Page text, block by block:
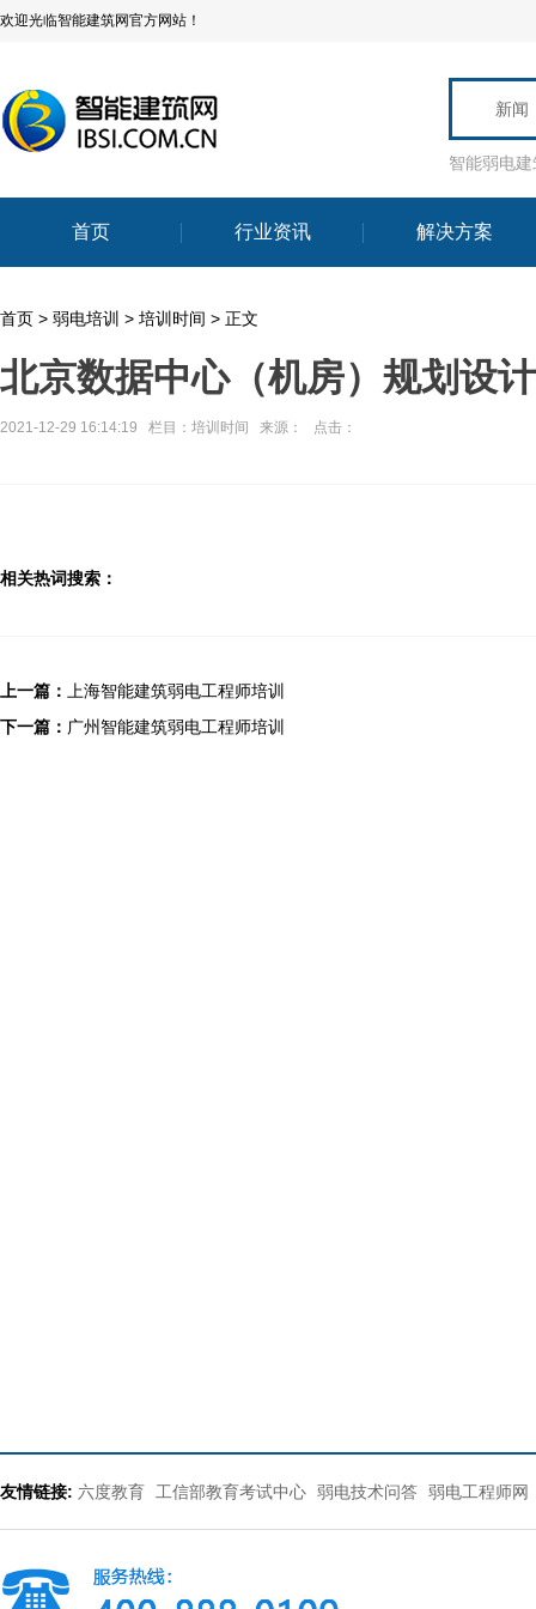
欢迎光临智能建筑网官方网站！
新闻
智能弱电建
首页 行业资讯 解决方案
首页 > 弱电培训 > 培训时间 > 正文
北京数据中心（机房）规划设
2021-12-29 16:14:19 栏目： 培训时间 来源： 点击：
相关热词搜索：
上一篇：
上海智能建筑弱电工程师培训
下一篇： 广州智能建筑弱电工程师培训
友情链接: 六度教育 工信部教育考试中心 弱电技术问答 弱电工程师网